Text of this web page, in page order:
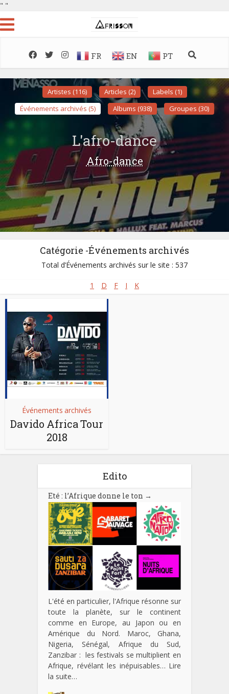
" "
FR EN PT
Artistes (116) Articles (2)
Labels (1)
Événements archivés (5)
Albums (938) Groupes (30)
L'afro-dance
Afro-dance
Catégorie -Événements archivés
Total d’Événements archivés sur le site : 537
1 D F I K
Événements archivés
Davido Africa Tour
2018
Edito
Eté : l’Afrique donne le ton →
L'été en particulier, l'Afrique résonne sur
toute la planète, sur le continent
comme en Europe, au Japon ou en
Amérique du Nord. Maroc, Ghana,
Nigeria, Sénégal, Afrique du Sud,
Zanzibar : les festivals se multiplient en
Afrique, révélant les inépuisables… Lire
la suite…